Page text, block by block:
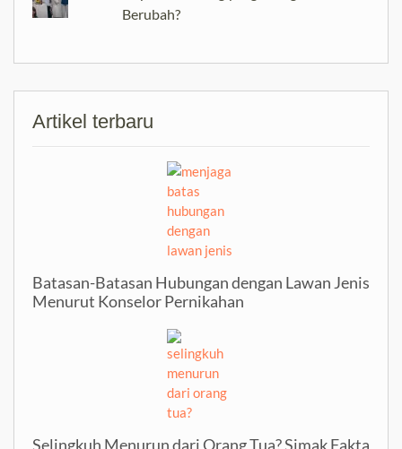
Berubah?
Artikel terbaru
Batasan-Batasan Hubungan dengan Lawan Jenis
Menurut Konselor Pernikahan
Selingkuh Menurun dari Orang Tua? Simak Fakta